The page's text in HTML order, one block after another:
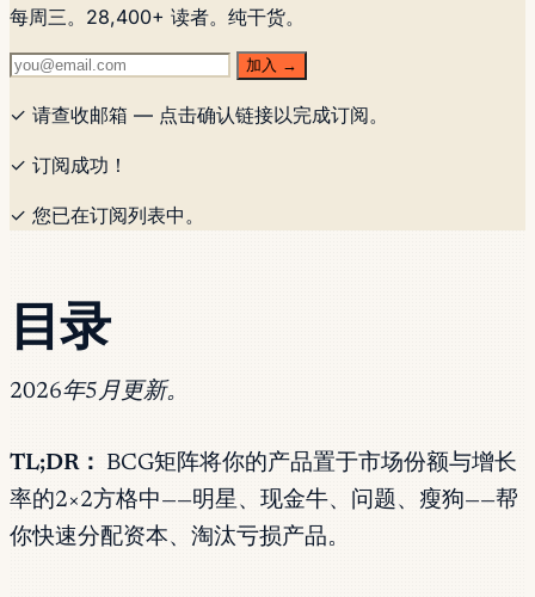
每周三。28,400+ 读者。纯干货。
加入 →
✓ 请查收邮箱 — 点击确认链接以完成订阅。
✓ 订阅成功！
✓ 您已在订阅列表中。
目录
2026年5月更新。
TL;DR：
BCG矩阵将你的产品置于市场份额与增长
率的2×2方格中——明星、现金牛、问题、瘦狗——帮
你快速分配资本、淘汰亏损产品。